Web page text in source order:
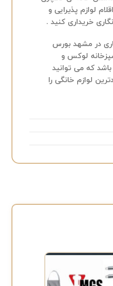
لوازم پذیرایی و
خریداری کنید .
در مشهد بورس
لوکس و
که می توانید
لوازم خانگی را